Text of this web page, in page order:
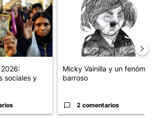
sociales y
Micky Vainilla y un fenómeno
barroso
2 comentarios